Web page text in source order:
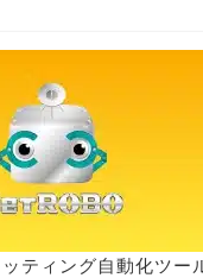
ッティング自動化ツー